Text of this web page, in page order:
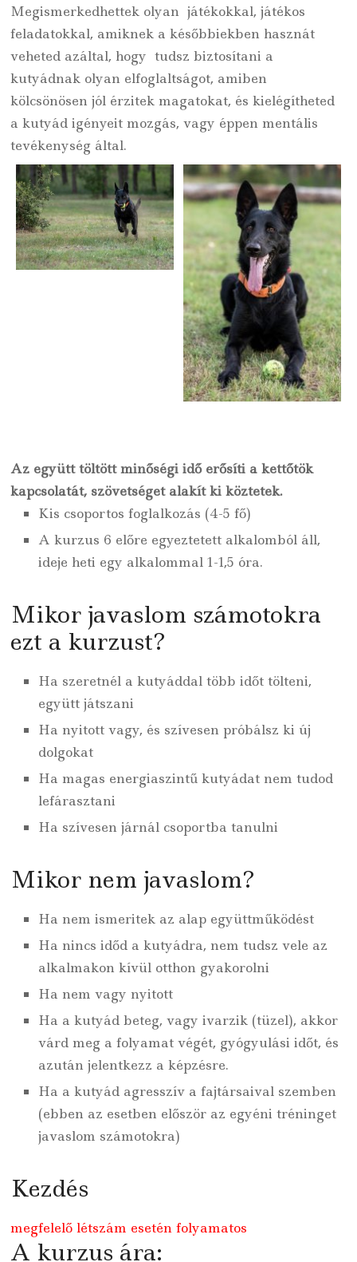
Megismerkedhettek olyan játékokkal, játékos
feladatokkal, amiknek a későbbiekben hasznát
veheted azáltal, hogy tudsz biztosítani a
kutyádnak olyan elfoglaltságot, amiben
kölcsönösen jól érzitek magatokat, és kielégítheted
a kutyád igényeit mozgás, vagy éppen mentális
tevékenység által.
Az együtt töltött minőségi idő erősíti a kettőtök
kapcsolatát, szövetséget alakít ki köztetek.
Kis csoportos foglalkozás (4-5 fő)
A kurzus 6 előre egyeztetett alkalomból áll,
ideje heti egy alkalommal 1-1,5 óra.
Mikor javaslom számotokra
ezt a kurzust?
Ha szeretnél a kutyáddal több időt tölteni,
együtt játszani
Ha nyitott vagy, és szívesen próbálsz ki új
dolgokat
Ha magas energiaszintű kutyádat nem tudod
lefárasztani
Ha szívesen járnál csoportba tanulni
Mikor nem javaslom?
Ha nem ismeritek az alap együttműködést
Ha nincs időd a kutyádra, nem tudsz vele az
alkalmakon kívül otthon gyakorolni
Ha nem vagy nyitott
Ha a kutyád beteg, vagy ivarzik (tüzel), akkor
várd meg a folyamat végét, gyógyulási időt, és
azután jelentkezz a képzésre.
Ha a kutyád agresszív a fajtársaival szemben
(ebben az esetben először az egyéni tréninget
javaslom számotokra)
Kezdés
megfelelő létszám esetén folyamatos
A kurzus ára: